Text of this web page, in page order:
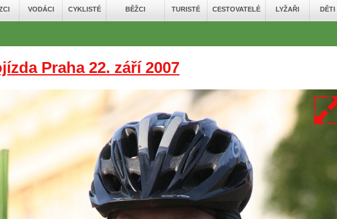
VODÁCI CYKLISTÉ BĚŽCI TURISTÉ CESTOVATELÉ LYŽAŘI DĚTI
Praha 22. září 2007